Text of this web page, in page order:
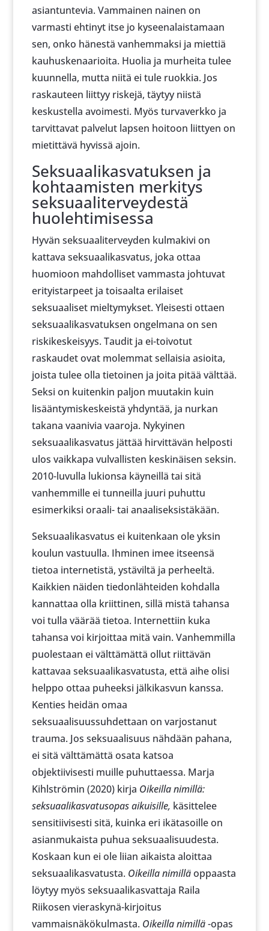
asiantuntevia. Vammainen nainen on
varmasti ehtinyt itse jo kyseenalaistamaan
sen, onko hänestä vanhemmaksi ja miettiä
kauhuskenaarioita. Huolia ja murheita tulee
kuunnella, mutta niitä ei tule ruokkia. Jos
raskauteen liittyy riskejä, täytyy niistä
keskustella avoimesti. Myös turvaverkko ja
tarvittavat palvelut lapsen hoitoon liittyen on
mietittävä hyvissä ajoin.
Seksuaalikasvatuksen ja
kohtaamisten merkitys
seksuaaliterveydestä
huolehtimisessa
Hyvän seksuaaliterveyden kulmakivi on
kattava seksuaalikasvatus, joka ottaa
huomioon mahdolliset vammasta johtuvat
erityistarpeet ja toisaalta erilaiset
seksuaaliset mieltymykset. Yleisesti ottaen
seksuaalikasvatuksen ongelmana on sen
riskikeskeisyys. Taudit ja ei-toivotut
raskaudet ovat molemmat sellaisia asioita,
joista tulee olla tietoinen ja joita pitää välttää.
Seksi on kuitenkin paljon muutakin kuin
lisääntymiskeskeistä yhdyntää, ja nurkan
takana vaanivia vaaroja. Nykyinen
seksuaalikasvatus jättää hirvittävän helposti
ulos vaikkapa vulvallisten keskinäisen seksin.
2010-luvulla lukionsa käyneillä tai sitä
vanhemmille ei tunneilla juuri puhuttu
esimerkiksi oraali- tai anaaliseksistäkään.
Seksuaalikasvatus ei kuitenkaan ole yksin
koulun vastuulla. Ihminen imee itseensä
tietoa internetistä, ystäviltä ja perheeltä.
Kaikkien näiden tiedonlähteiden kohdalla
kannattaa olla kriittinen, sillä mistä tahansa
voi tulla väärää tietoa. Internettiin kuka
tahansa voi kirjoittaa mitä vain. Vanhemmilla
puolestaan ei välttämättä ollut riittävän
kattavaa seksuaalikasvatusta, että aihe olisi
helppo ottaa puheeksi jälkikasvun kanssa.
Kenties heidän omaa
seksuaalisuussuhdettaan on varjostanut
trauma. Jos seksuaalisuus nähdään pahana,
ei sitä välttämättä osata katsoa
objektiivisesti muille puhuttaessa. Marja
Kihlströmin (2020) kirja Oikeilla nimillä:
seksuaalikasvatusopas aikuisille, käsittelee
sensitiivisesti sitä, kuinka eri ikätasoille on
asianmukaista puhua seksuaalisuudesta.
Koskaan kun ei ole liian aikaista aloittaa
seksuaalikasvatusta. Oikeilla nimillä oppaasta
löytyy myös seksuaalikasvattaja Raila
Riikosen vieraskynä-kirjoitus
vammaisnäkökulmasta. Oikeilla nimillä -opas